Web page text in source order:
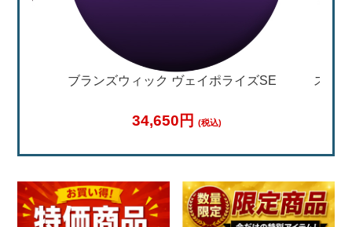
サイトポリシー
更新履歴一覧
ストーム フィジックスジェネシス
36,780円 (税込)
ハン